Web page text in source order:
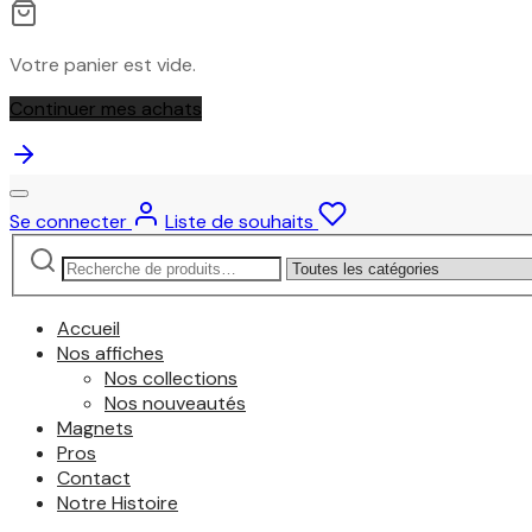
Votre panier est vide.
Continuer mes achats
Se connecter
Liste de souhaits
Recherche
pour :
Narrow
by
category:
Accueil
Nos affiches
Nos collections
Nos nouveautés
Magnets
Pros
Contact
Notre Histoire